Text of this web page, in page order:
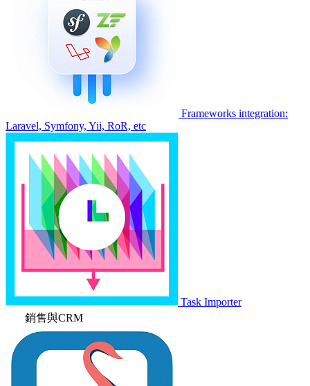
Frameworks integration:
Laravel, Symfony, Yii, RoR, etc
Task Importer
銷售與CRM